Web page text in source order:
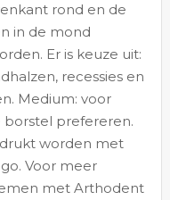
rond en de
in de mond
Er is keuze uit:
recessies en
Medium: voor
borstel prefereren.
worden met
Voor meer
met Arthodent